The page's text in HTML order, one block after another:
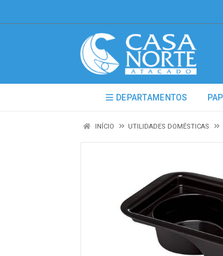
DEPARTAMENTOS
INÍCIO UTILIDADES DOMÉSTICAS